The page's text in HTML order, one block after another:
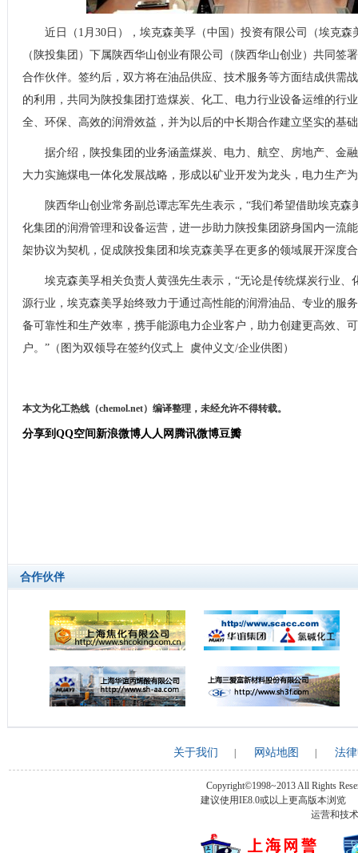
近日（1月30日），埃克森美孚（中国）投资有限公司（埃克
（陕投集团）下属陕西华山创业有限公司（陕西华山创业）共同签
合作伙伴。签约后，双方将在油品供应、技术服务等方面结成供需
的利用，共同为陕投集团打造煤炭、化工、电力行业设备运维的行
全、环保、高效的润滑效益，并为以后的中长期合作建立坚实的基
据介绍，陕投集团的业务涵盖煤炭、电力、航空、房地产、金
大力实施煤电一体化发展战略，形成以矿业开发为龙头，电力生产
陕西华山创业常务副总谭志军先生表示，“我们希望借助埃克
化集团的润滑管理和设备运营，进一步助力陕投集团跻身国内一流
架协议为契机，促成陕投集团和埃克森美孚在更多的领域展开深度
埃克森美孚相关负责人黄强先生表示，“无论是传统煤炭行业、
源行业，埃克森美孚始终致力于通过高性能的润滑油品、专业的服
备可靠性和生产效率，携手能源电力企业客户，助力创建更高效、
户。”（图为双领导在签约仪式上 虞仲义文/企业供图）
本文为化工热线（chemol.net）编译整理，未经允许不得转载。
分享到 QQ空间新浪微博人人网 腾讯微博豆瓣
合作伙伴
关于我们 网站地图 法
Copyright©1998~2013 All Rights
建议使用IE8.0或以上更高版本浏览
运营和技